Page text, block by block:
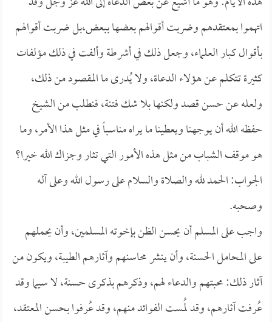
اتهموا بمعتقدهم وضربت أقوالهم بعضها ببعض،بل ضربت أقوالهم
بأقوال كبار العلماء، وجعل ذلك في أشرطة وألفت في ذلك مؤلفات
كثيرة تتكلم عن هؤلاء الدعاة، ولا يُدرى ما المقصود من ذلك،
ولعله عن حسن قصد ولكنها بلا شك فتنة، فنطلب من الشيخ
حفظه الله أن يوجهنا ويعطينا ما يراه مناسباً في مثل هذا الأمر، وما
هو موقف الشباب من مثل هذه الأمور التي تثار وجزاك الله خيرا؟
الجواب: الحمد لله والصلاة والسلام على رسول الله وعلى آله
وصحبه.
واجب على المسلم أن يحسن الظن بإخوته المسلمين، وأن يحملهم
على المحامل الحسنة، وأن ينشر محاسنهم وآثارهم الطيبة، ويكون من
آثار ذلك: محبتهم والدعاء لهم، وذكرهم بذكرى حسنة، لا سيما وقد
عُرفت آثارهم، وقد لُمست الفوائد منهم، وقد عُرفوا بحسن المعتقد،